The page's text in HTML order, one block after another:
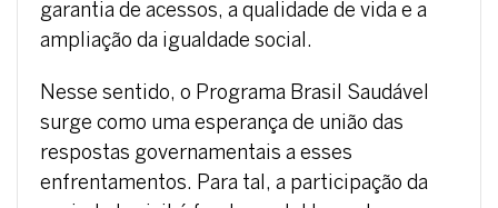
garantia de acessos, a qualidade de vida e a
ampliação da igualdade social.
Nesse sentido, o Programa Brasil Saudável
surge como uma esperança de união das
respostas governamentais a esses
enfrentamentos. Para tal, a participação da